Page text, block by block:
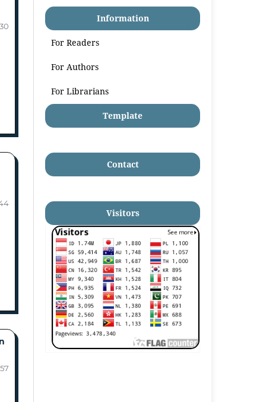
Information
For Readers
For Authors
For Librarians
Template
Contact
Visitors